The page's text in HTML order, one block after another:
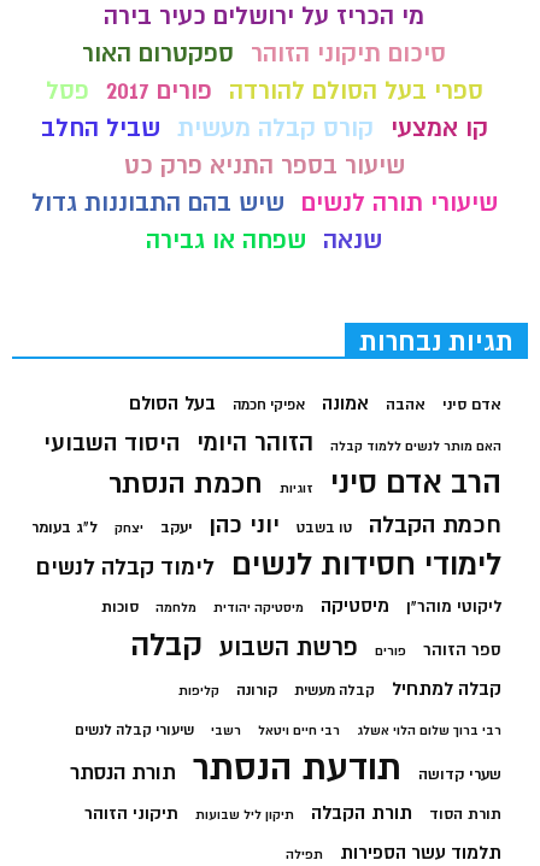
מי הכריז על ירושלים כעיר בירה
סיכום תיקוני הזוהר
ספקטרום האור
ספרי בעל הסולם להורדה
פורים 2017
פסל
קו אמצעי
קורס קבלה מעשית שביל החלב
שיעור בספר התניא פרק כט
שיעורי תורה לנשים
שיש בהם התבוננות גדול
שנאה
שפחה או גבירה
תגיות נבחרות
אדם סיני אהבה אמונה אפיקי חכמה בעל הסולם
האם מותר לנשים ללמוד קבלה הזוהר היומי היסוד השבועי
הרב אדם סיני זוגיות חכמת הנסתר
חכמת הקבלה טו בשבט יוני כהן יעקב יצחק ל"ג בעומר
לימודי חסידות לנשים לימוד קבלה לנשים
ליקוטי מוהר"ן מיסטיקה מיסטיקה יהודית מלחמה סוכות
ספר הזוהר פורים פרשת השבוע קבלה
קבלה למתחיל קבלה מעשית קורונה קליפות
רבי ברוך שלום הלוי אשלג רבי חיים ויטאל רשבי שיעורי קבלה לנשים
שערי קדושה תודעת הנסתר תורת הנסתר
תורת הסוד תורת הקבלה תיקון ליל שבועות תיקוני הזוהר
תלמוד עשר הספירות תפילה